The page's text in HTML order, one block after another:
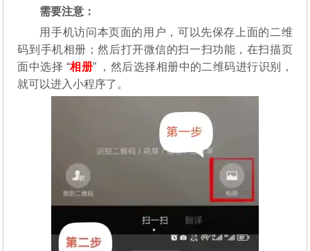
需要注意：
用手机访问本页面的用户，可以先保存上面的二维
码到手机相册；然后打开微信的扫一扫功能，在扫描页
面中选择 “相册” ，然后选择相册中的二维码进行识别，
就可以进入小程序了。